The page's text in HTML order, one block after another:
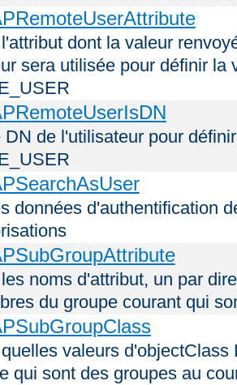
dont la valeur
sera utilisée pour définir la
DN de l'utilisateur pour
données d'authentification
noms d'attribut, un par
du groupe courant qui
valeurs
qui sont des groupes au